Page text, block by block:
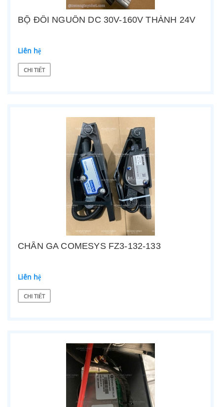
BỘ ĐỔI NGUỒN DC 30V-160V THÀNH 24V
Liên hệ
CHI TIẾT
CHÂN GA COMESYS FZ3-132-133
Liên hệ
CHI TIẾT